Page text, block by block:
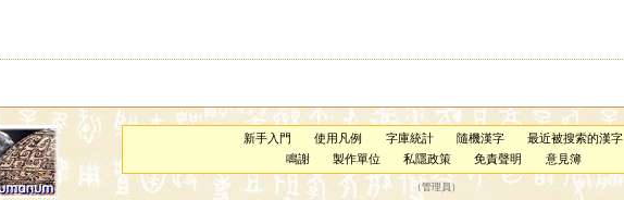
新手入門 使用凡例 字庫統計 隨機漢字
最近被搜索的漢字
鳴謝
製作單位 私隱政策 免責聲明 意見簿
（管理員 ）